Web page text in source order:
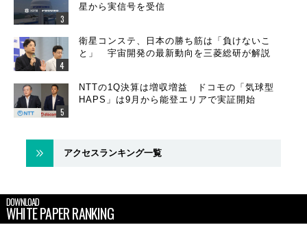
星から実信号を受信
衛星コンステ、日本の勝ち筋は「負けないこ
と」 宇宙開発の最新動向を三菱総研が解説
NTTの1Q決算は増収増益 ドコモの「気球型
HAPS」は9月から能登エリアで実証開始
アクセスランキング一覧
DOWNLOAD
WHITE PAPER RANKING